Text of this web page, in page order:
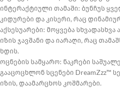
ინტერაქტიული თამაში: ბუნჩუს
კიდურები და კისერი, რაც
აქსესუარები: მოყვება
იზის ჯავშანი და იარაღი, რაც
ხდის.
ოცნების სამყარო: ნაკრები
გააცოცხლონ სცენები DreamZzz™
იზის, დაამარცხოს კოშმარები.